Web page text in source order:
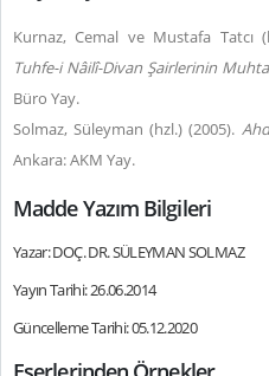
Kurnaz, Cemal ve Mustafa Tatcı
Tuhfe-i Nâilî-Divan Şairlerinin
Büro Yay.
Solmaz, Süleyman (hzl.) (2005).
Ankara: AKM Yay.
Madde Yazım Bilgileri
Yazar: DOÇ. DR. SÜLEYMAN SOLMAZ
Yayın Tarihi: 26.06.2014
Güncelleme Tarihi: 05.12.2020